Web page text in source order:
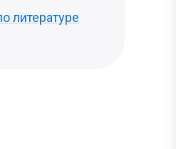
литературе